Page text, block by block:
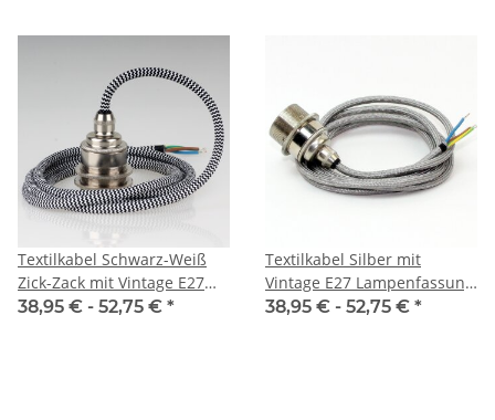
Textilkabel Schwarz-Weiß
Zick-Zack mit Vintage E27
Lampenfassung Messing
38,95 € - 52,75 € *
Textilkabel Silber mit
Vintage E27 Lampenfassung
Messing vernickelt und 2
38,95 € - 52,75 € *